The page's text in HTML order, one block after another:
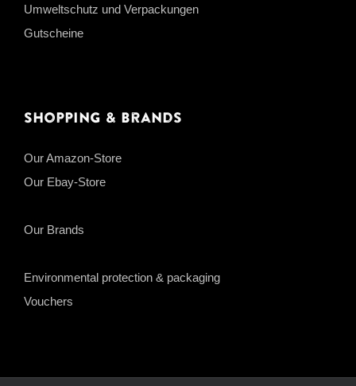
Umweltschutz und Verpackungen
Gutscheine
Shopping & Brands
Our Amazon-Store
Our Ebay-Store
Our Brands
Environmental protection & packaging
Vouchers